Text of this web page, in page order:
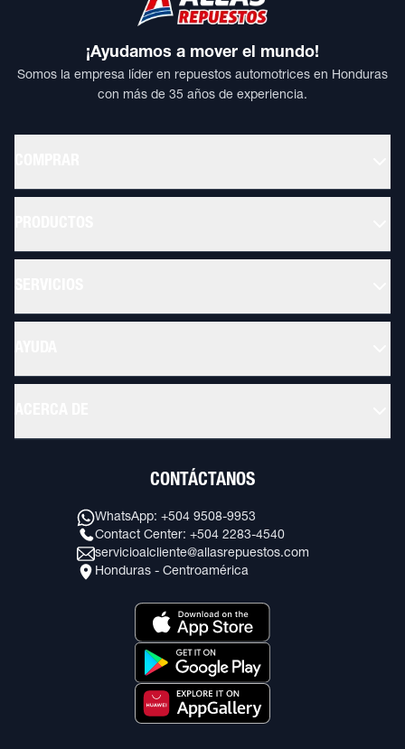
¡Ayudamos a mover el mundo!
Somos la empresa líder en repuestos automotrices en Honduras
con más de 35 años de experiencia.
CONTÁCTANOS
WhatsApp: +504 9508-9953
Contact Center: +504 2283-4540
servicioalcliente@allasrepuestos.com
Honduras - Centroamérica